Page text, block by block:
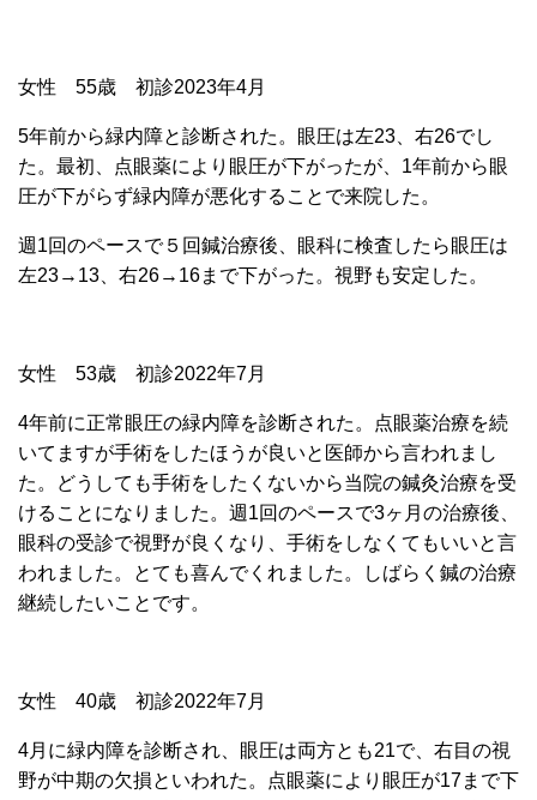
女性 55歳 初診2023年4月
5年前から緑内障と診断された。眼圧は左23、右26でし
た。最初、点眼薬により眼圧が下がったが、1年前から眼
圧が下がらず緑内障が悪化することで来院した。
週1回のペースで５回鍼治療後、眼科に検査したら眼圧は
左23→13、右26→16まで下がった。 視野も安定した。
女性 53歳 初診2022年7月
4年前に正常眼圧の緑内障を診断された。点眼薬治療を続
いてますが手術をしたほうが良いと医師から言われまし
た。どうしても手術をしたくないから当院の鍼灸治療を受
けることになりました。週1回のペースで3ヶ月の治療後、
眼科の受診で視野が良くなり、手術をしなくてもいいと言
われました。とても喜んでくれました。しばらく鍼の治療
継続したいことです。
女性 40歳 初診2022年7月
4月に緑内障を診断され、眼圧は両方とも21で、右目の視
野が中期の欠損といわれた。点眼薬により眼圧が17まで下